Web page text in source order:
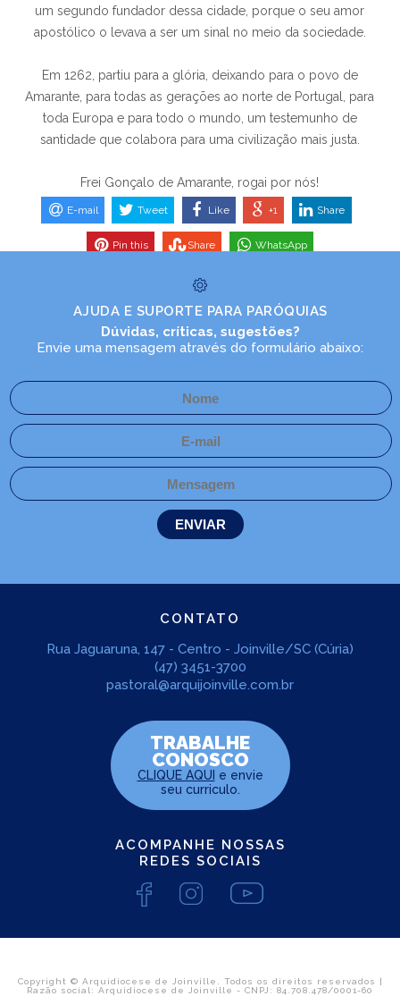
um segundo fundador dessa cidade, porque o seu amor
apostólico o levava a ser um sinal no meio da sociedade.
Em 1262, partiu para a glória, deixando para o povo de
Amarante, para todas as gerações ao norte de Portugal, para
toda Europa e para todo o mundo, um testemunho de
santidade que colabora para uma civilização mais justa.
Frei Gonçalo de Amarante, rogai por nós!
E-mail Tweet Like +1 Share
Pin this Share WhatsApp
AJUDA E SUPORTE PARA PARÓQUIAS
Dúvidas, críticas, sugestões?
Envie uma mensagem através do formulário abaixo:
CONTATO
Rua Jaguaruna, 147 - Centro - Joinville/SC (Cúria)
(47) 3451-3700
pastoral@arquijoinville.com.br
TRABALHE
CONOSCO
CLIQUE AQUI e envie
seu curriculo.
ACOMPANHE NOSSAS
REDES SOCIAIS
Copyright © Arquidiocese de Joinville. Todos os direitos reservados |
Razão social: Arquidiocese de Joinville - CNPJ: 84.708.478/0001-60